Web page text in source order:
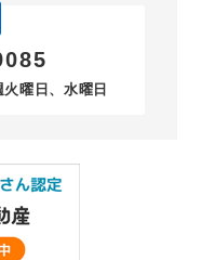
曜日、水曜日